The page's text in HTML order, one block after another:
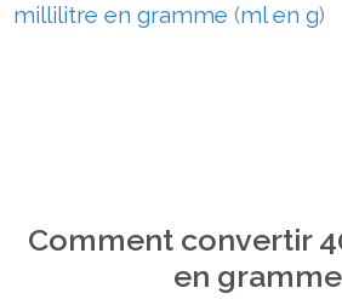
millilitre en gramme (ml en g)
Comment convertir
en